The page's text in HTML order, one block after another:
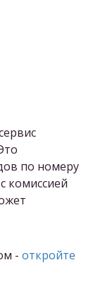
по номеру
комиссией
- откройте